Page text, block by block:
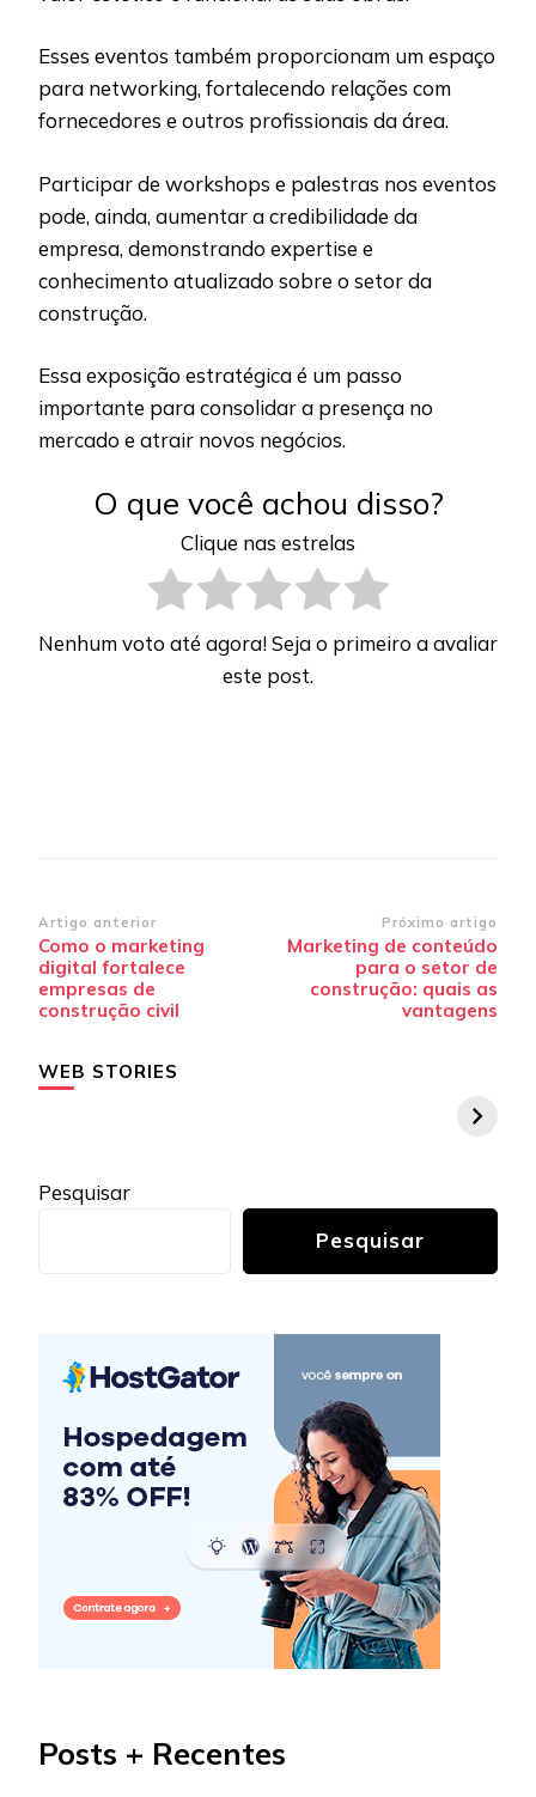
Esses eventos também proporcionam um espaço
para networking, fortalecendo relações com
fornecedores e outros profissionais da área.
Participar de workshops e palestras nos eventos
pode, ainda, aumentar a credibilidade da
empresa, demonstrando expertise e
conhecimento atualizado sobre o setor da
construção.
Essa exposição estratégica é um passo
importante para consolidar a presença no
mercado e atrair novos negócios.
O que você achou disso?
Clique nas estrelas
Nenhum voto até agora! Seja o primeiro a avaliar
este post.
Navegação
de
post
Artigo anterior
Como o marketing
digital fortalece
empresas de
construção civil
Próximo artigo
Marketing de conteúdo
para o setor de
construção: quais as
vantagens
WEB STORIES
Pesquisar
Pesquisar
Posts + Recentes